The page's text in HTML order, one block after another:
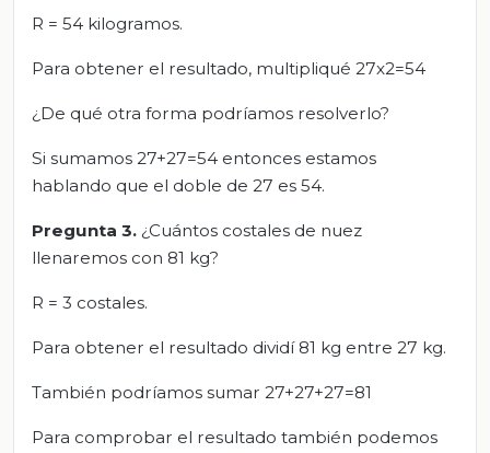
R = 54 kilogramos.
Para obtener el resultado, multipliqué 27x2=54
¿De qué otra forma podríamos resolverlo?
Si sumamos 27+27=54 entonces estamos
hablando que el doble de 27 es 54.
Pregunta 3. ¿Cuántos costales de nuez
llenaremos con 81 kg?
R = 3 costales.
Para obtener el resultado dividí 81 kg entre 27 kg.
También podríamos sumar 27+27+27=81
Para comprobar el resultado también podemos